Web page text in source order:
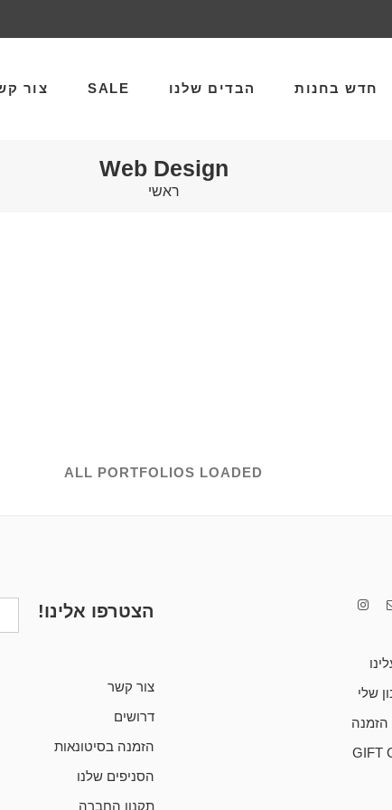
חדש בחנות הבדים שלנו SALE צור
Web Design
ראשי
ALL PORTFOLIOS LOADED
שלי
GIFT
הצטרפו אלינו!
צור קשר
דרושים
הזמנה בסיטונאות
הסניפים שלנו
תקנון החברה